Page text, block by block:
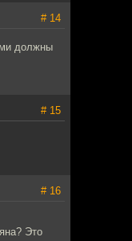
# 14
должны
# 15
# 16
Это